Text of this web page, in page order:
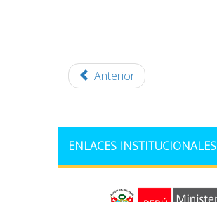
Anterior
ENLACES INSTITUCIONALES